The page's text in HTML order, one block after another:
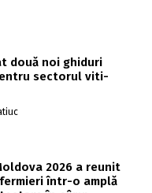
două noi ghiduri
sectorul viti-
2026 a reunit
într-o amplă